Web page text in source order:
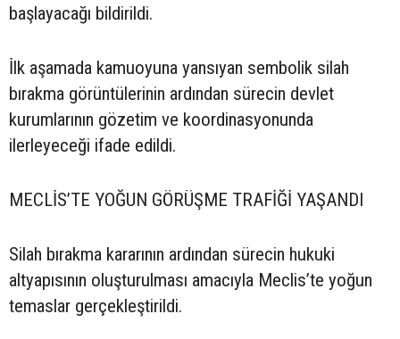
başlayacağı bildirildi.
İlk aşamada kamuoyuna yansıyan sembolik silah
bırakma görüntülerinin ardından sürecin devlet
kurumlarının gözetim ve koordinasyonunda
ilerleyeceği ifade edildi.
MECLİS’TE YOĞUN GÖRÜŞME TRAFİĞİ YAŞANDI
Silah bırakma kararının ardından sürecin hukuki
altyapısının oluşturulması amacıyla Meclis’te yoğun
temaslar gerçekleştirildi.